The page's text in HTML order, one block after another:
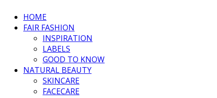
HOME
FAIR FASHION
INSPIRATION
LABELS
GOOD TO KNOW
NATURAL BEAUTY
SKINCARE
FACECARE